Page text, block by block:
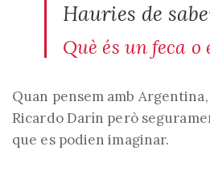
Hauries de
Què és un feca o
Quan pensem amb
Ricardo Darín però
que es podien imaginar.